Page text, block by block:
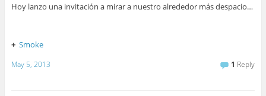
Hoy lanzo una invitación a mirar a nuestro alrededor más despacio…
+ Smoke
May 5, 2013 1 Reply